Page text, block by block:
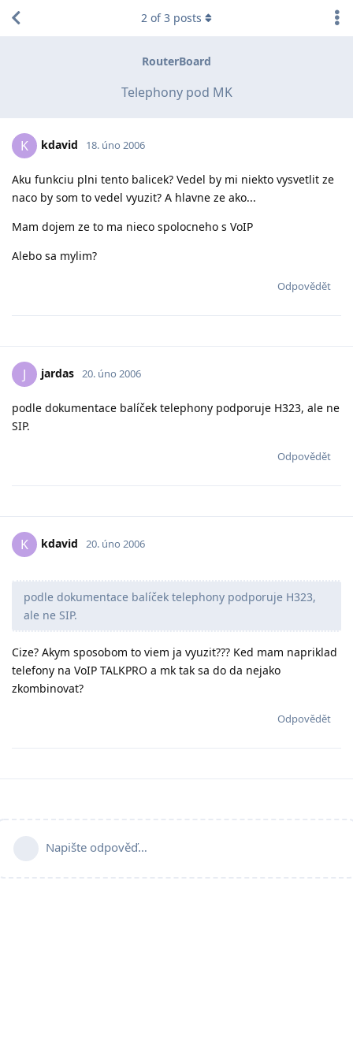
RouterBoard
Telephony pod MK
2 of3 posts
K kdavid 18. úno 2006
Aku funkciu plni tento balicek? Vedel by mi niekto vysvetlit ze
naco by som to vedel vyuzit? A hlavne ze ako...
Mam dojem ze to ma nieco spolocneho s VoIP
Alebo sa mylim?
Odpovědět
J jardas 20. úno 2006
podle dokumentace balíček telephony podporuje H323, ale ne
SIP.
Odpovědět
K kdavid 20. úno 2006
podle dokumentace balíček telephony podporuje H323,
ale ne SIP.
Cize? Akym sposobom to viem ja vyuzit??? Ked mam napriklad
telefony na VoIP TALKPRO a mk tak sa do da nejako
zkombinovat?
Odpovědět
Napište odpověď…